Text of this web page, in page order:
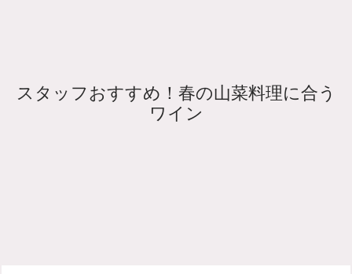
スタッフおすすめ！春の山菜料理に合う
ワイン